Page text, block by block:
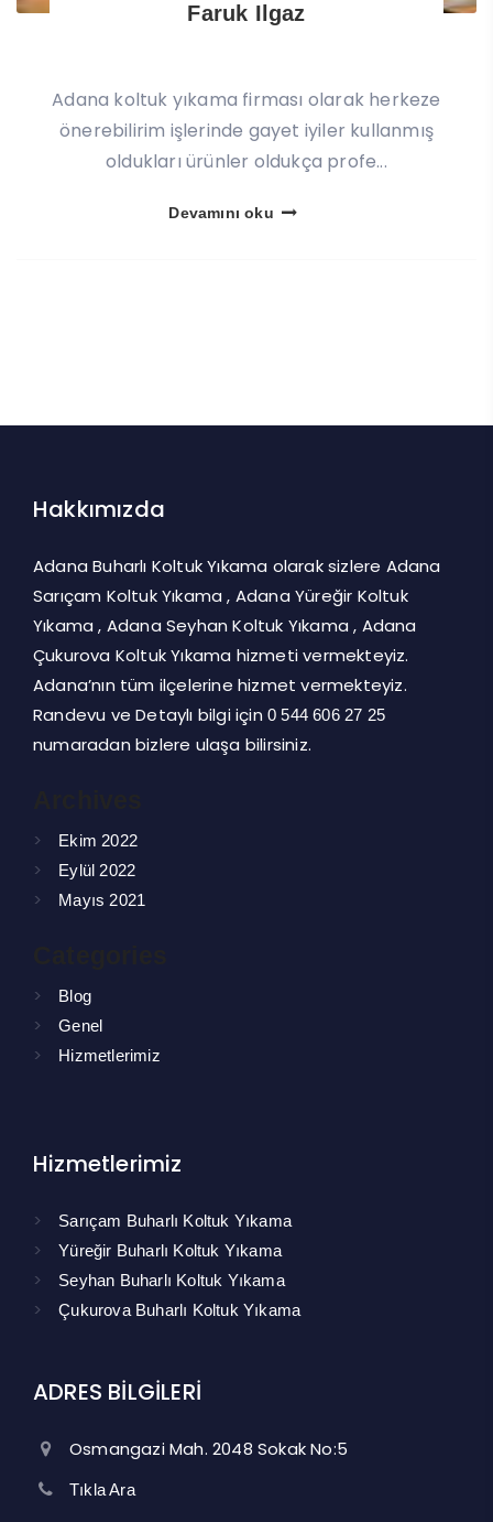
Faruk Ilgaz
Adana koltuk yıkama firması olarak herkeze
önerebilirim işlerinde gayet iyiler kullanmış
oldukları ürünler oldukça profe...
Devamını oku
Hakkımızda
Adana Buharlı Koltuk Yıkama olarak sizlere Adana
Sarıçam Koltuk Yıkama , Adana Yüreğir Koltuk
Yıkama , Adana Seyhan Koltuk Yıkama , Adana
Çukurova Koltuk Yıkama hizmeti vermekteyiz.
Adana’nın tüm ilçelerine hizmet vermekteyiz.
Randevu ve Detaylı bilgi için 0 544 606 27 25
numaradan bizlere ulaşa bilirsiniz.
Ekim 2022
Eylül 2022
Mayıs 2021
Blog
Genel
Hizmetlerimiz
Hizmetlerimiz
Sarıçam Buharlı Koltuk Yıkama
Yüreğir Buharlı Koltuk Yıkama
Seyhan Buharlı Koltuk Yıkama
Çukurova Buharlı Koltuk Yıkama
ADRES BİLGİLERİ
Osmangazi Mah. 2048 Sokak No:5
Tıkla Ara